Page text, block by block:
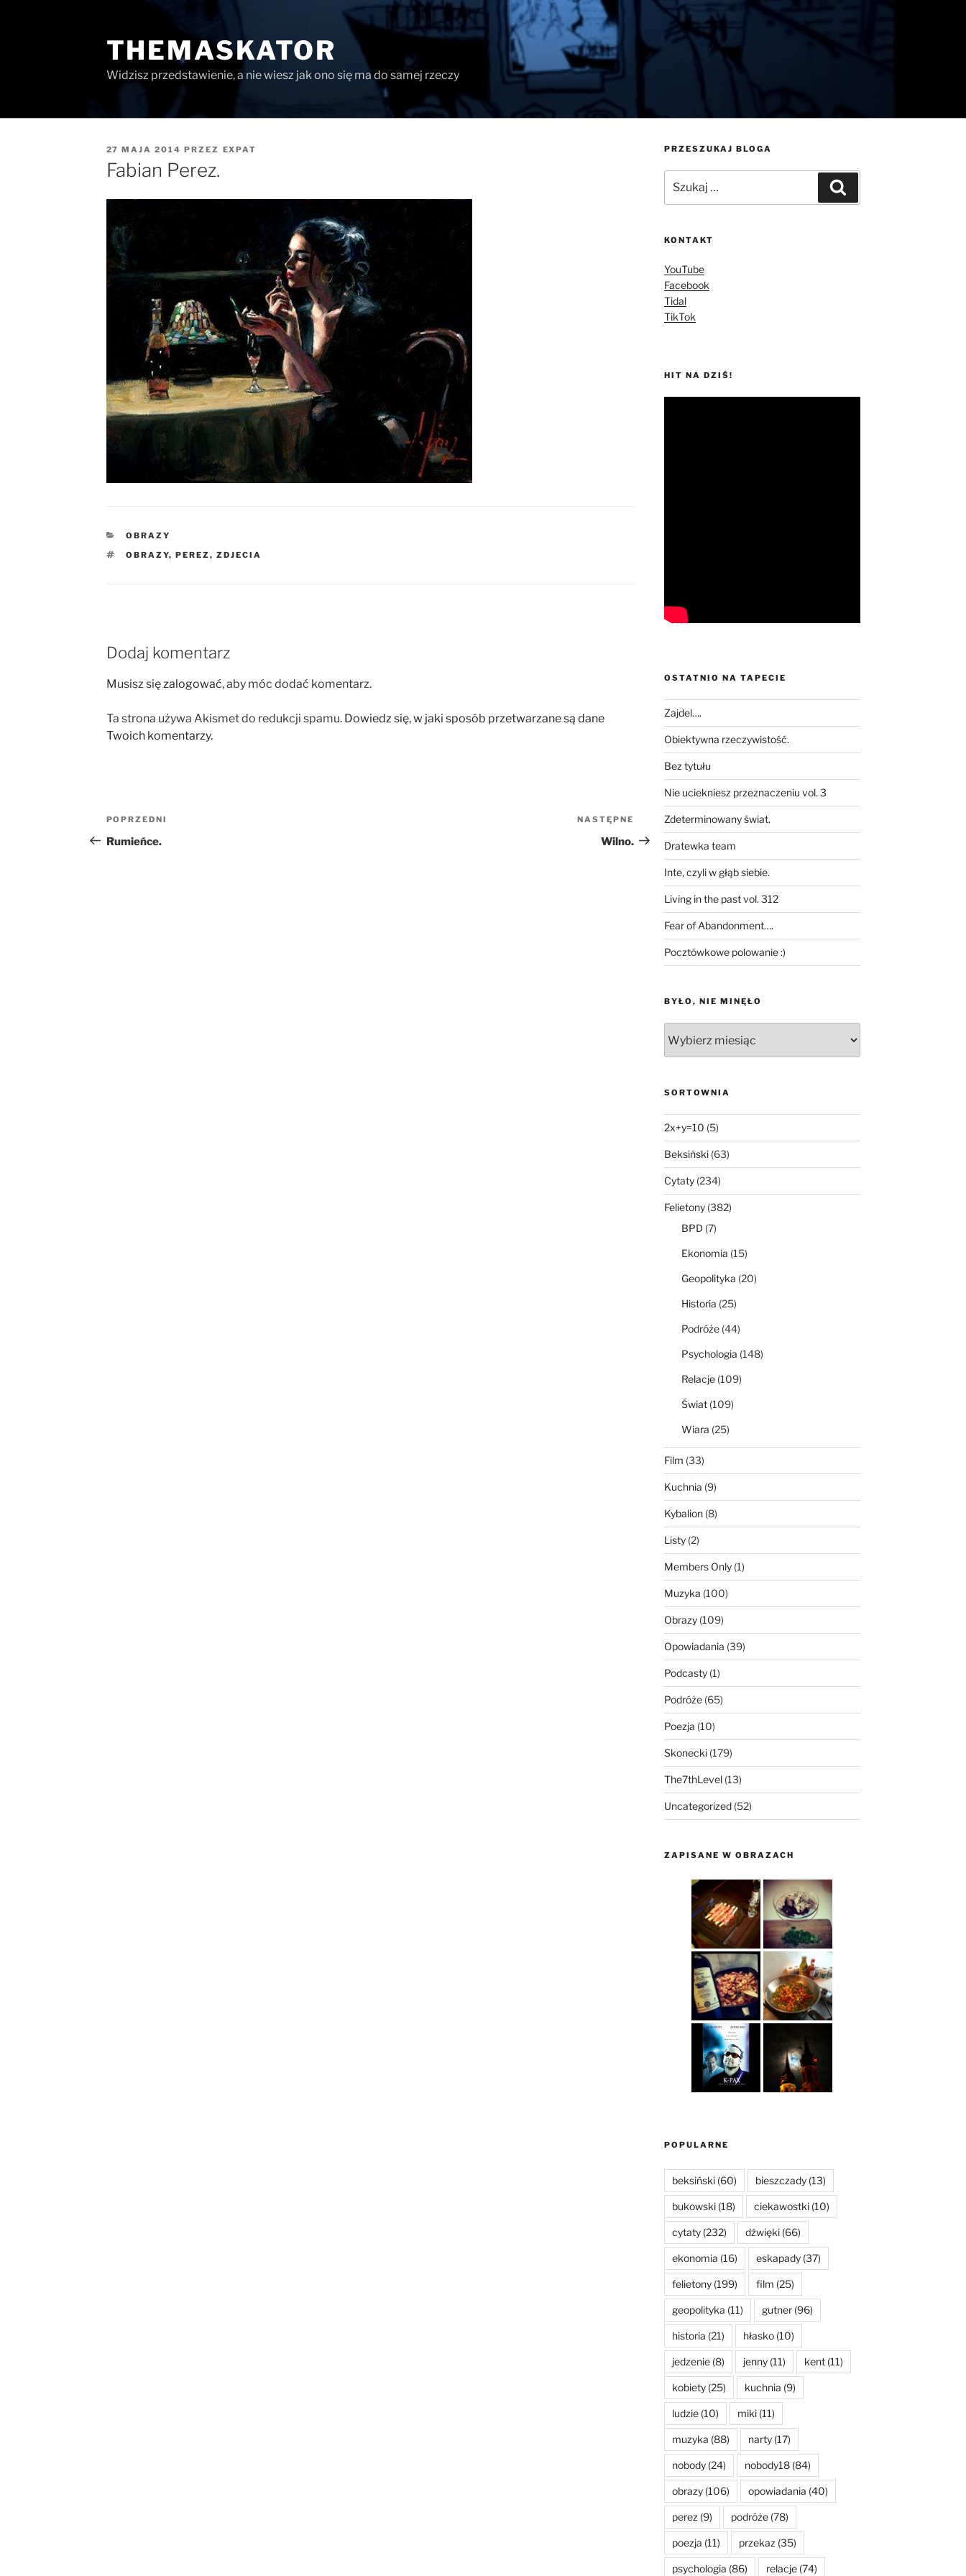
THEMASKATOR
Widzisz przedstawienie, a nie wiesz jak ono się ma do samej rzeczy
OPUBLIKOWANE
W
27 MAJA 2014 PRZEZ EXPAT
Fabian Perez.
KATEGORIE
OBRAZY
TAGI
OBRAZY, PEREZ, ZDJECIA
Dodaj komentarz
Musisz sięzalogować, aby móc dodać komentarz.
Ta strona używa Akismet do redukcji spamu. Dowiedz się, w jaki sposób przetwarzane są dane
Twoich komentarzy.
Nawigacja
wpisu
Poprzedni
wpis
POPRZEDNI
Rumieńce.
Następny
wpis
NASTĘPNE
Wilno.
PRZESZUKAJ BLOGA
KONTAKT
YouTube
Facebook
Tidal
TikTok
HIT NA DZIŚ!
OSTATNIO NA TAPECIE
Zajdel….
Obiektywna rzeczywistość.
Bez tytułu
Nie uciekniesz przeznaczeniu vol. 3
Zdeterminowany świat.
Dratewka team
Inte, czyli w głąb siebie.
Living in the past vol. 312
Fear of Abandonment….
Pocztówkowe polowanie :)
BYŁO, NIE MINĘŁO
nie
minęło
SORTOWNIA
2x+y=10 (5)
Beksiński(63)
Cytaty(234)
Felietony(382)
BPD(7)
Ekonomia (15)
Geopolityka (20)
Historia (25)
Podróże(44)
Psychologia (148)
Relacje(109)
Świat(109)
Wiara (25)
Film (33)
Kuchnia (9)
Kybalion(8)
Listy(2)
Members Only(1)
Muzyka (100)
Obrazy(109)
Opowiadania (39)
Podcasty(1)
Podróże(65)
Poezja (10)
Skonecki(179)
The7thLevel(13)
Uncategorized(52)
ZAPISANE W OBRAZACH
POPULARNE
beksiński(60) bieszczady(13)
bukowski(18) ciekawostki(10)
cytaty(232) dźwięki(66)
ekonomia (16) eskapady(37)
felietony(199) film (25)
geopolityka (11) gutner(96)
historia (21) hłasko(10)
jedzenie(8) jenny(11) kent(11)
kobiety(25) kuchnia (9)
ludzie(10) miki(11)
muzyka (88) narty(17)
nobody(24) nobody18(84)
obrazy(106) opowiadania (40)
perez (9) podróże(78)
poezja (11) przekaz (35)
psychologia (86) relacje(74)